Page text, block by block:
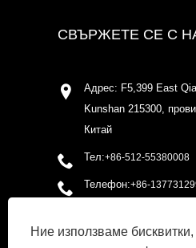
СВЪРЖЕТЕ СЕ С
Адрес: F5,399 East
Kunshan 215300,
Китай
Тел:+86-512-55380008
Телефон:+86-
shirleyxu@odowell.com
Ние използваме